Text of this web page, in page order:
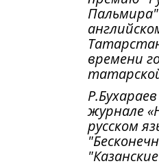
времени
журнале
русском